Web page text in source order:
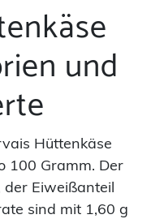
und
Hüttenkäse
100 Gramm. Der
der Eiweißanteil
sind mit 1,60 g